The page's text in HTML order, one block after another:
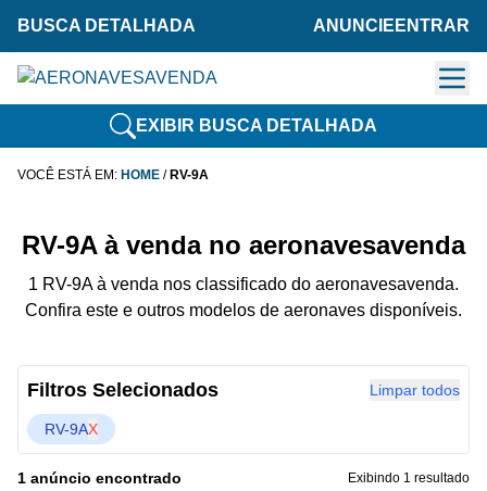
BUSCA DETALHADA ANUNCIE ENTRAR
EXIBIR BUSCA DETALHADA
VOCÊ ESTÁ EM: HOME / RV-9A
RV-9A à venda no aeronavesavenda
1 RV-9A à venda nos classificado do aeronavesavenda.
Confira este e outros modelos de aeronaves disponíveis.
Filtros Selecionados Limpar todos
RV-9AX
1 anúncio encontrado Exibindo 1 resultado